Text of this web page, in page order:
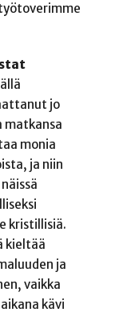
jo
matkansa
monia
ja niin
kristillisiä.
kieltää
ja
vaikka
kävi